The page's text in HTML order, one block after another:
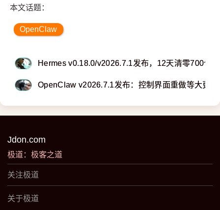
本文话题：
OpenClaw
Hermes v0.18.0/v2026.7.1发布，12天清零700个
OpenClaw v2026.7.1发布：控制界面重做等大更新
Jdon.com
极道：极客之道
关注极道
关于极道